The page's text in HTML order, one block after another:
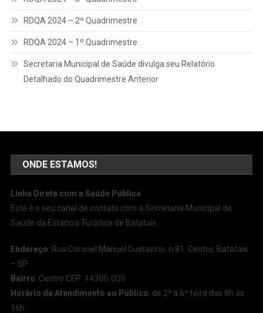
RDQA 2024 – 2º Quadrimestre
RDQA 2024 – 1º Quadrimestre
Secretaria Municipal de Saúde divulga seu Relatório
Detalhado do Quadrimestre Anterior
ONDE ESTAMOS!
Linha Direta com a Saúde Pública
Este é o seu canal de contato com a Secretaria Municipal de
Saúde da Estância Turística de Batatais.
Endereço: Rua Coronel Manuel Gustavino, n.81. Centro, Batatais
– SP
Bairro: Centro CEP: 14300-000
Horário de Atendimento ao Público: de 2ª a 6ª feira das 8h às
16h